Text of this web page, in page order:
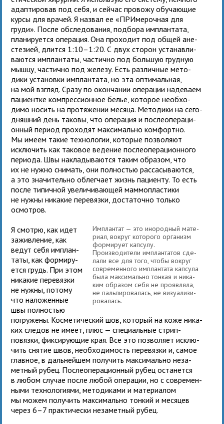
адап­ти­ро­вав под себя, и сей­час про­вожу обу­ча­ю­щие
курсы для врачей. Я назвал ее «ПРИмерочная для
груди». После обсле­до­ва­ния, под­бора имплан­тата,
пла­ни­ру­ется опе­ра­ция. Она про­хо­дит под общей ане­
сте­зией, длится 1:10–1:20. С двух сто­рон уста­нав­ли­
ва­ются имплан­таты, частично под боль­шую груд­ную
мышцу, частично под железу. Есть раз­лич­ные мето­
дики уста­новки имплан­тата, но эта опти­маль­ная,
на мой взгляд. Сразу по окон­ча­нии опе­ра­ции наде­ваем
паци­ентке ком­прес­си­он­ное белье, кото­рое необ­хо­
димо носить на про­тя­же­нии месяца. Методики на сего­
дняш­ний день таковы, что опе­ра­ция и после­опе­ра­ци­
он­ный период про­хо­дят мак­си­мально ком­фортно.
Мы имеем такие тех­но­ло­гии, кото­рые поз­во­ляют
исклю­чить как тако­вое веде­ние после­опе­ра­ци­он­ного
пери­ода. Швы накла­ды­ва­ются таким обра­зом, что
их не нужно сни­мать, они пол­но­стью рас­са­сы­ва­ются,
а это зна­чи­тельно облег­чает жизнь паци­енту. То есть
после типич­ной уве­ли­чи­ва­ю­щей мам­мо­пла­стики
не нужны ника­кие пере­вязки, доста­точно только
осмот­ров.
Имплантат — это ино­род­ный мате­
риал, вокруг кото­рого орга­низм
фор­ми­рует кап­сулу.
Производители имплан­та­тов сде­
лали все для того, чтобы вокруг
совре­мен­ного имплан­тата кап­сула
была мак­си­мально тон­кая и ника­
ким обра­зом себя не про­яв­ляла,
не паль­пи­ро­ва­лась, не визу­а­ли­зи­
ро­ва­лась.
Я смотрю, как идет
зажив­ле­ние, как
ведут себя имплан­
таты, как фор­ми­ру­
ется грудь. При этом
ника­кие пере­вязки
не нужны, потому
что нало­жен­ные
швы пол­но­стью
погру­жены. Косметический шов, кото­рый на коже ника­
ких сле­дов не имеет, плюс — спе­ци­аль­ные стрип-
повязки, фик­си­ру­ю­щие края. Все это поз­во­ляет исклю­
чить сня­тие швов, необ­хо­ди­мость пере­вязки и, самое
глав­ное, в даль­ней­шем полу­чить мак­си­мально неза­
мет­ный рубец. Послеопера­ци­он­ный рубец оста­нется
в любом слу­чае после любой опе­ра­ции, но с совре­мен­
ными тех­но­ло­ги­ями, мето­ди­ками и мате­ри­а­лом
мы можем полу­чить мак­си­мально тон­кий и меся­цев
через 6–7 прак­ти­че­ски неза­мет­ный рубец.